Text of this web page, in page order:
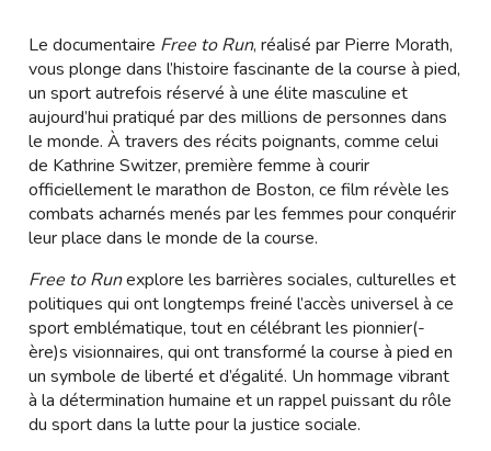
Le documentaire Free to Run, réalisé par Pierre Morath,
vous plonge dans l’histoire fascinante de la course à pied,
un sport autrefois réservé à une élite masculine et
aujourd’hui pratiqué par des millions de personnes dans
le monde. À travers des récits poignants, comme celui
de Kathrine Switzer, première femme à courir
officiellement le marathon de Boston, ce film révèle les
combats acharnés menés par les femmes pour conquérir
leur place dans le monde de la course.
Free to Runexplore les barrières sociales, culturelles et
politiques qui ont longtemps freiné l’accès universel à ce
sport emblématique, tout en célébrant les pionnier(-
ère)s visionnaires, qui ont transformé la course à pied en
un symbole de liberté et d’égalité. Un hommage vibrant
à la détermination humaine et un rappel puissant du rôle
du sport dans la lutte pour la justice sociale.